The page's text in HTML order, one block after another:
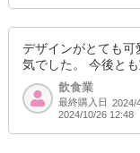
デザインがとても可
気でした。 今後と
飲食業
最終購入日 2024/
2024/10/26 12:48